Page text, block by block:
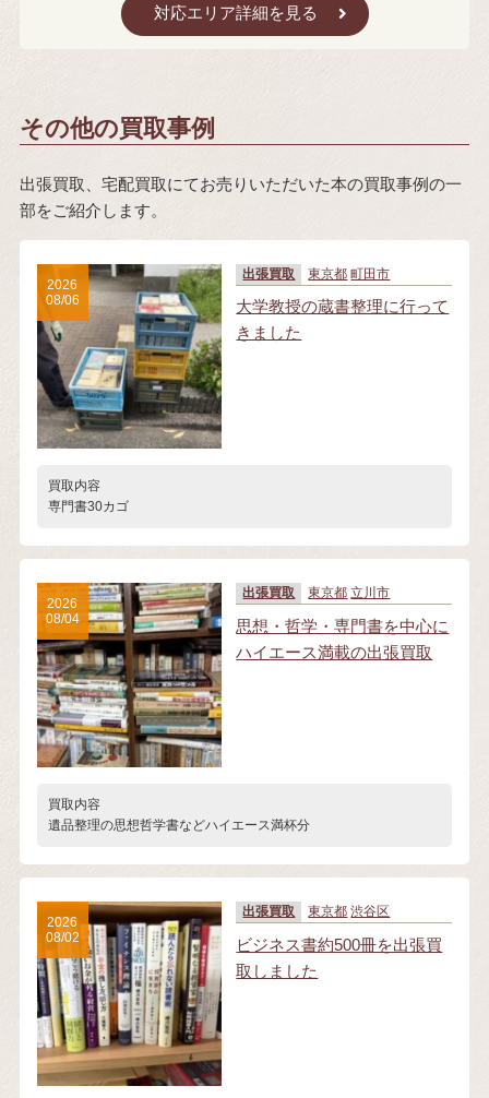
対応エリア詳細を見る
その他の買取事例
出張買取、宅配買取にてお売りいただいた本の買取事例の一
部をご紹介します。
出張買取 東京都 町田市
大学教授の蔵書整理に行って
きました
買取内容
専門書30カゴ
2026
08/06
出張買取 東京都 立川市
思想・哲学・専門書を中心に
ハイエース満載の出張買取
買取内容
遺品整理の思想哲学書などハイエース満杯分
2026
08/04
出張買取 東京都 渋谷区
ビジネス書約500冊を出張買
取しました
2026
08/02